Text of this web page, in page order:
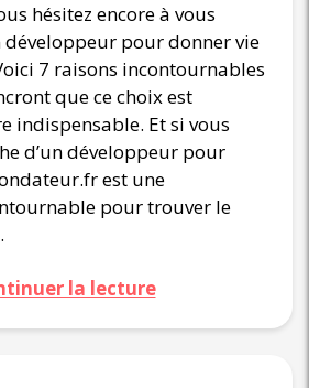
hésitez encore à vous
développeur pour donner vie
7 raisons incontournables
que ce choix est
indispensable. Et si vous
d’un développeur pour
est une
pour trouver le
la lecture